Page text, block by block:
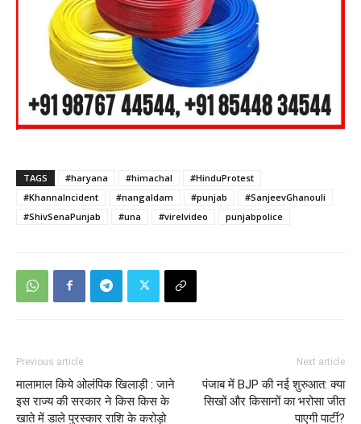
TAGS #haryana #himachal
#HinduProtest
#KhannaIncident
#nangaldam #punjab
#SanjeevGhanouli
#ShivSenaPunjab
#una #virelvideo punjabpolice
Previous article
मालामाल किये ओलंपिक खिलाड़ी : जाने
इस राज्य की सरकार ने किस किस के
खाते में डाले पुरस्कार राशि के करोड़ो
Next article
पंजाब में BJP की नई शुरुआत: क्या
सिखों और किसानों का भरोसा जीत
पाएगी पार्टी?